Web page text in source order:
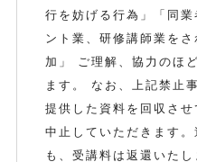
行を妨げる行為」「同
ント業、研修講師業を
加」 ご理解、協力のほ
ます。 なお、上記禁止
提供した資料を回収さ
中止していただきます
も、受講料は返還いた